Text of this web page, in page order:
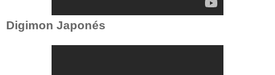
Digimon Japonés